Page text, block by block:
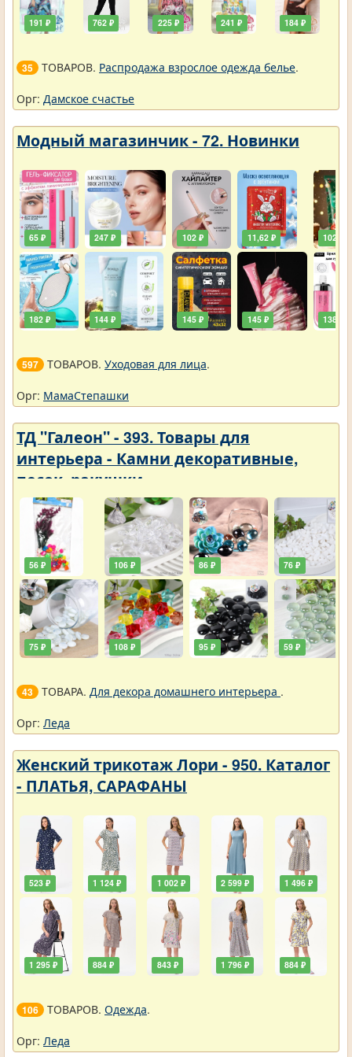
191 ₽ 762 ₽ 225 ₽ 241 ₽ 184 ₽
35 ТОВАРОВ. Распродажа взрослое одежда белье.
Орг: Дамское счастье
Модный магазинчик - 72. Новинки
65 ₽
182 ₽
247 ₽
144 ₽
102 ₽
145 ₽
11,62 ₽
145 ₽
102 ₽
138 ₽
597 ТОВАРОВ. Уходовая для лица.
Орг: МамаСтепашки
ТД "Галеон" - 393. Товары для
интерьера - Камни декоративные,
песок, ракушки
56 ₽
75 ₽
106 ₽
108 ₽
86 ₽
95 ₽
76 ₽
59 ₽
43 ТОВАРА. Для декора домашнего интерьера .
Орг: Леда
Женский трикотаж Лори - 950. Каталог
- ПЛАТЬЯ, САРАФАНЫ
523 ₽
1 295 ₽
1 124 ₽
884 ₽
1 002 ₽
843 ₽
2 599 ₽
1 796 ₽
1 496 ₽
884 ₽
106 ТОВАРОВ. Одежда.
Орг: Леда